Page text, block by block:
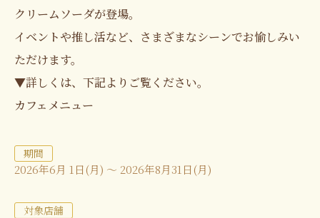
クリームソーダが登場。
イベントや推し活など、さまざまなシーンでお愉しみい
ただけます。
▼詳しくは、下記よりご覧ください。
カフェメニュー
期間
2026年6月 1日(月) ～ 2026年8月31日(月)
対象店舗